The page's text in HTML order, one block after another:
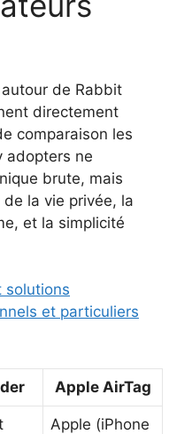
de Rabbit
directement
comparaison les
adopters ne
brute, mais
la vie privée, la
et la simplicité
solutions
et particuliers
Apple AirTag
Apple (iPhone